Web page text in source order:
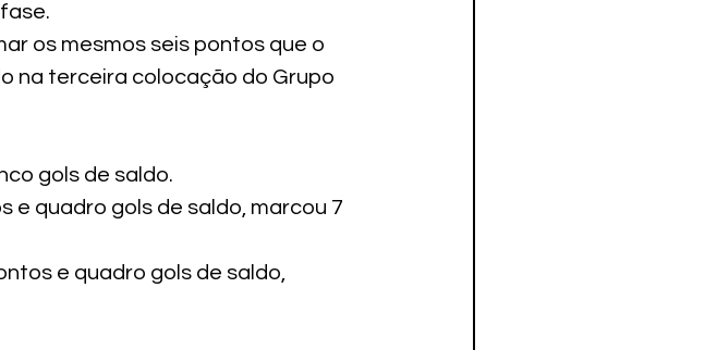
os mesmos seis pontos que o
na terceira colocação do Grupo
gols de saldo.
e quadro gols de saldo, marcou 7
e quadro gols de saldo,